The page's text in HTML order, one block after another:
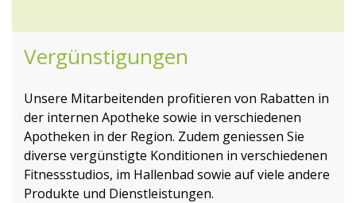
Vergünstigungen
Unsere Mitarbeitenden profitieren von Rabatten in
der internen Apotheke sowie in verschiedenen
Apotheken in der Region. Zudem geniessen Sie
diverse vergünstigte Konditionen in verschiedenen
Fitnessstudios, im Hallenbad sowie auf viele andere
Produkte und Dienstleistungen.